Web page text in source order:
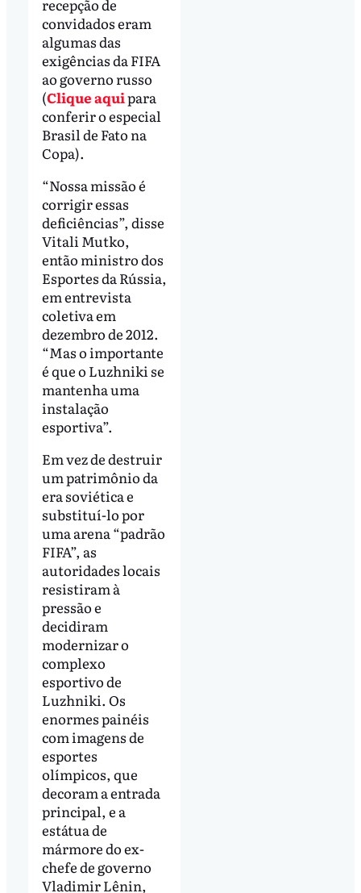
recepção de
convidados eram
algumas das
exigências da FIFA
ao governo russo
(Clique aquipara
conferir o especial
Brasil de Fato na
Copa).
“Nossa missão é
corrigir essas
deficiências”, disse
Vitali Mutko,
então ministro dos
Esportes da Rússia,
em entrevista
coletiva em
dezembro de 2012.
“Mas o importante
é que o Luzhniki se
mantenha uma
instalação
esportiva”.
Em vez de destruir
um patrimônio da
era soviética e
substituí-lo por
uma arena “padrão
FIFA”, as
autoridades locais
resistiram à
pressão e
decidiram
modernizar o
complexo
esportivo de
Luzhniki. Os
enormes painéis
com imagens de
esportes
olímpicos, que
decoram a entrada
principal, e a
estátua de
mármore do ex-
chefe de governo
Vladimir Lênin,